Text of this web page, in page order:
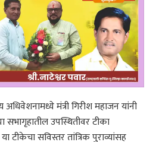
मंत्री गिरीश महाजन यांनी
उपस्थितीवर टीका
सविस्तर तांत्रिक पुराव्यांसह